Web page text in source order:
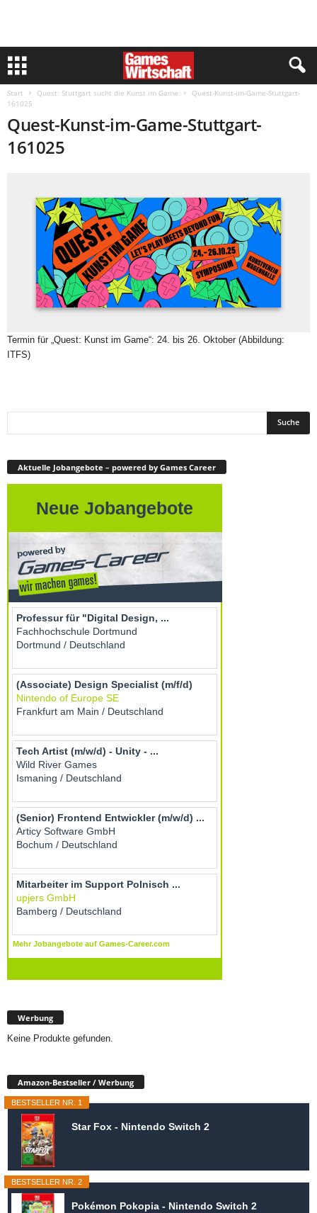
Start Quest: Stuttgart sucht die Kunst im Game
Quest-Kunst-im-Game-Stuttgart-
161025
Quest-Kunst-im-Game-Stuttgart-
161025
Termin für „Quest: Kunst im Game“: 24. bis 26. Oktober (Abbildung:
ITFS)
Aktuelle Jobangebote – powered by Games Career
Werbung
Keine Produkte gefunden.
Amazon-Bestseller / Werbung
BESTSELLER NR. 1
Star Fox - Nintendo Switch 2
BESTSELLER NR. 2
Pokémon Pokopia - Nintendo Switch 2